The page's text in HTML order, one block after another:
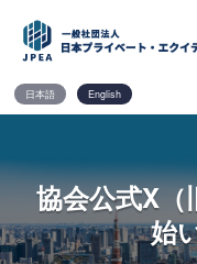
content
日本語 English
協会公式X
始